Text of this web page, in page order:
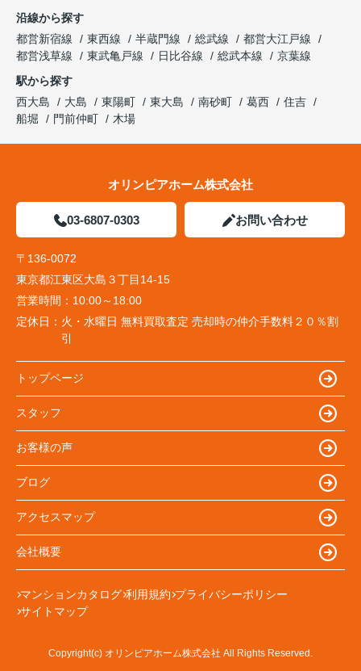
沿線から探す
都営新宿線
東西線 半蔵門線 総武線
都営大江戸線
都営浅草線
東武亀戸線 日比谷線 総武本線
京葉線
駅から探す
西大島
大島 東陽町 東大島 南砂町 葛西
住吉
船堀
門前仲町 木場
オリンピアホーム株式会社
03-6807-0303 お問い合わせ
〒136-0072
東京都江東区大島３丁目14-15
営業時間： 10:00～18:00
定休日： 火・水曜日 無料買取査定 売却時の仲介手数料２０％割
引
トップページ
スタッフ
お客様の声
ブログ
アクセスマップ
会社概要
マンションカタログ 利用規約 プライバシーポリシー
サイトマップ
Copyright(c) オリンピアホーム株式会社 All Rights Reserved.